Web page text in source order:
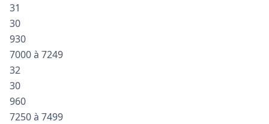
31
30
930
7000 à 7249
32
30
960
7250 à 7499